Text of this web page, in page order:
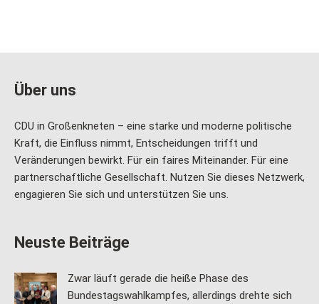
Über uns
CDU in Großenkneten – eine starke und moderne politische
Kraft, die Einfluss nimmt, Entscheidungen trifft und
Veränderungen bewirkt. Für ein faires Miteinander. Für eine
partnerschaftliche Gesellschaft. Nutzen Sie dieses Netzwerk,
engagieren Sie sich und unterstützen Sie uns.
Neuste Beiträge
Zwar läuft gerade die heiße Phase des
Bundestagswahlkampfes, allerdings drehte sich